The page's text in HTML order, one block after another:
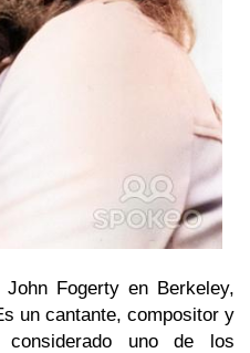
Fogerty en Berkeley,
un cantante, compositor y
considerado uno de los